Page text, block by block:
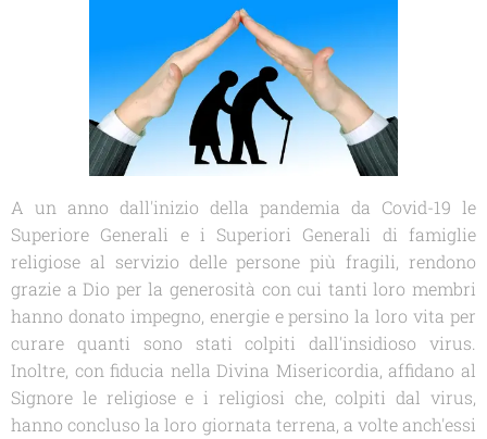
A un anno dall'inizio della pandemia da Covid-19 le
Superiore Generali e i Superiori Generali di famiglie
religiose al servizio delle persone più fragili, rendono
grazie a Dio per la generosità con cui tanti loro membri
hanno donato impegno, energie e persino la loro vita per
curare quanti sono stati colpiti dall'insidioso virus.
Inoltre, con fiducia nella Divina Misericordia, affidano al
Signore le religiose e i religiosi che, colpiti dal virus,
hanno concluso la loro giornata terrena, a volte anch'essi